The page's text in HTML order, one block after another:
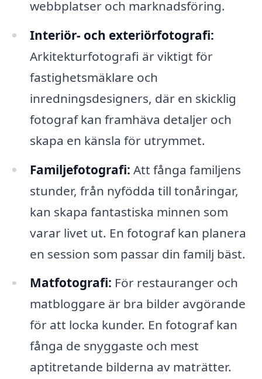
webbplatser och marknadsföring.
Interiör- och exteriörfotografi:
Arkitekturfotografi är viktigt för
fastighetsmäklare och
inredningsdesigners, där en skicklig
fotograf kan framhäva detaljer och
skapa en känsla för utrymmet.
Familjefotografi: Att fånga familjens
stunder, från nyfödda till tonåringar,
kan skapa fantastiska minnen som
varar livet ut. En fotograf kan planera
en session som passar din familj bäst.
Matfotografi: För restauranger och
matbloggare är bra bilder avgörande
för att locka kunder. En fotograf kan
fånga de snyggaste och mest
aptitretande bilderna av maträtter.